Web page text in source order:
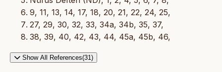
9, 11, 13, 14, 17, 18, 20, 21, 22, 24, 25,
27, 29, 30, 32, 33, 34a, 34b, 35, 37,
38, 39, 40, 42, 43, 44, 45a, 45b, 46,
Show All References(31)